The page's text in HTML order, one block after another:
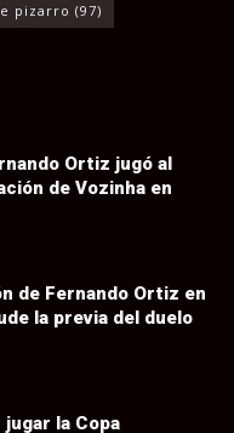
pizarro (97)
Ortiz jugó al
de Vozinha en
de Fernando Ortiz en
la previa del duelo
la Copa